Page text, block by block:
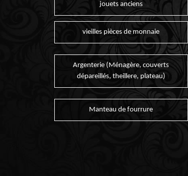
jouets anciens
vieilles pièces de monnaie
Argenterie (Ménagère, couverts
dépareillés, theillere, plateau)
Manteau de fourrure